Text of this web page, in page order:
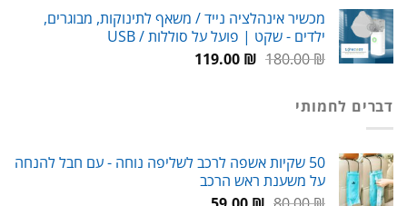
היה:
150.00 ₪.
הוא:
99.00 ₪.
מכשיר אינהלציה נייד / משאף לתינוקות, מבוגרים,
ילדים - שקט | פועל על סוללות / USB
180.00₪
המחיר119.00 ₪
המחיר
דברים לחמותי
50 שקיות אשפה לרכב לשליפה נוחה - עם חבל להנחה
על משענת ראש הרכב